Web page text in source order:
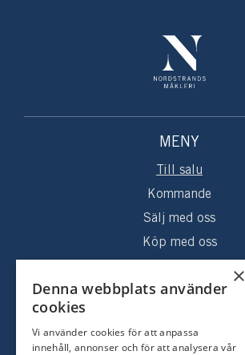
MENY
Till salu
Kommande
Sälj med oss
Köp med oss
Om oss
KONTAKT
×
Denna webbplats använder
cookies
Vi använder cookies för att anpassa
innehåll, annonser och för att analysera vår